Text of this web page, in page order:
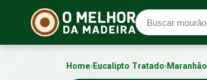
Home›Eucalipto Tratado›Maranhão